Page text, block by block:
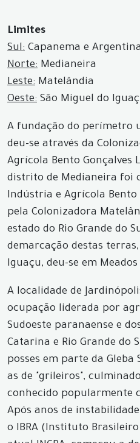
Limites
Sul: Capanema e Argentina
Norte: Medianeira
Leste: Matelândia
Oeste: São Miguel do
A fundação do perímetro
deu-se através da
Agrícola Bento Gonçalves
distrito de Medianeira foi
Indústria e Agrícola
pela Colonizadora
estado do Rio Grande do
demarcação destas
Iguaçu, deu-se em Meados
A localidade de
ocupação liderada por
Sudoeste paranaense e
Catarina e Rio Grande do
posses em parte da Gleba
as de "grileiros",
conhecido popularmente
Após anos de
o IBRA (Instituto